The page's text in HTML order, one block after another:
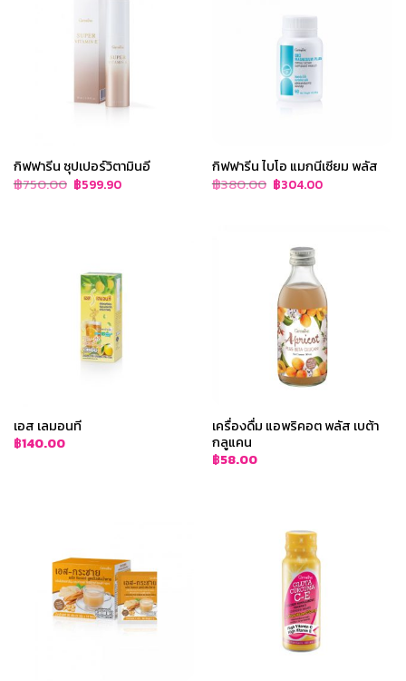
กิฟฟารีน ซุปเปอร์วิตามินอี
฿750.00 Original
price
฿599.90Current
price
กิฟฟารีน ไบโอ แมกนีเซียม พลัส
฿380.00 Original
price
฿304.00Current
price
เอส เลมอนที
฿140.00
เครื่องดื่ม แอพริคอต พลัส เบต้า
กลูแคน
฿58.00